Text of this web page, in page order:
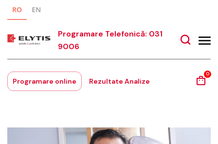
RO EN
Programare Telefonică: 031
9006
Programare online Rezultate Analize
0